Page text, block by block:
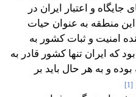
جایگاه و اعتبار ایران در
منطقه به عنوان حیات
امنیت و ثبات کشور به
که ایران تنها کشور قادر به
و به هر حال باید بر
[1]